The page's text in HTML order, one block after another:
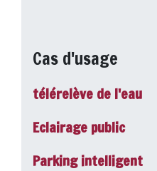
Cas d'usage
télérelève de l'eau
Eclairage public
Parking intelligent